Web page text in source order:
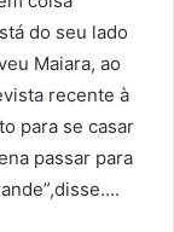
do seu lado
Maiara, ao
recente à
para se casar
passar para